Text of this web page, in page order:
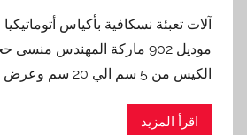
آلات تعبئة نسكافية بأكياس
موديل 902 ماركة المهندس
الكيس من 5 سم الي 20 سم وعرض من
اقرأ المزيد